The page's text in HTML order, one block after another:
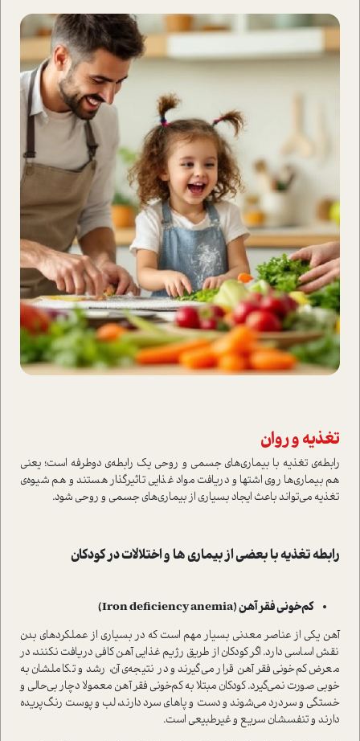
تغذیه و روان
رابطه‌ی تغذیه با بیماری‌های جسمی و روحی یک رابطه‌ی دوطرفه است؛ یعنی
هم بیماری‌ها روی اشتها و دریافت مواد غذایی تاثیرگذار هستند و هم شیوه‌ی
تغذیه می‌تواند باعث ایجاد بسیاری از بیماری‌های جسمی و روحی شود.
رابطه تغذیه با بعضی از بیماری ها و اختلالات در کودکان
کم‌خونی فقر آهن (Iron deficiency anemia)
آهن یکی از عناصر معدنی بسیار مهم است که در بسیاری از عملکردهای بدن
نقش اساسی دارد. اگر کودکان از طریق رژیم غذایی آهن کافی دریافت نکنند، در
معرض کم‌خونی فقر آهن قرار می‌گیرند و در نتیجه‌ی آن، رشد و تکاملشان به
خوبی صورت نمی‌گیرد. کودکان مبتلا به کم‌خونی فقر آهن معمولا دچار بی‌حالی و
خستگی و سردرد می‌شوند و دست و پاهای سرد دارند، لب و پوست رنگ‌پریده
دارند و تنفسشان سریع و غیرطبیعی است.